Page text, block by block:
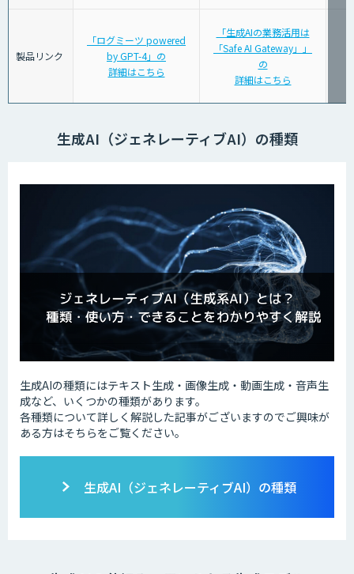
製品リンク
「ログミーツ powered
by GPT-4」の
詳細はこちら
「生成AIの業務活用は
「Safe AI Gateway」」
の
詳細はこちら
生成AI（ジェネレーティブAI）の種類
生成AIの種類にはテキスト生成・画像生成・動画生成・音声生
成など、いくつかの種類があります。
各種類について詳しく解説した記事がございますのでご興味が
ある方はそちらをご覧ください。
生成AI（ジェネレーティブAI）の種類